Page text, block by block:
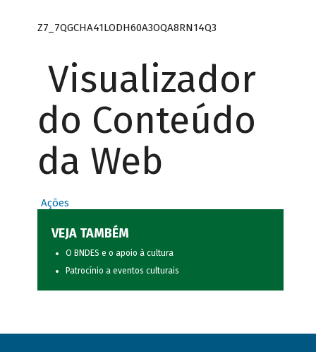
Z7_7QGCHA41LODH60A3OQA8RN14Q3
Visualizador
do Conteúdo
da Web
Ações
VEJA TAMBÉM
O BNDES e o apoio à cultura
Patrocínio a eventos culturais